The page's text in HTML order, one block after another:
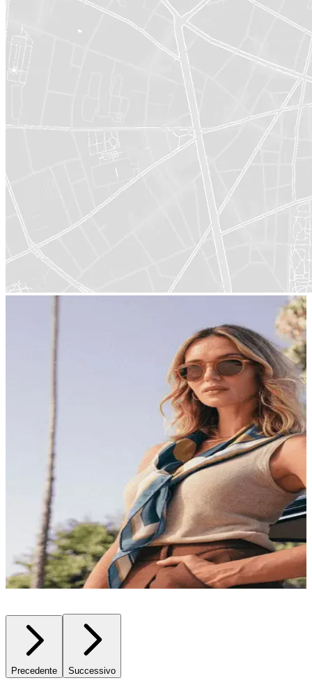
Precedente Successivo